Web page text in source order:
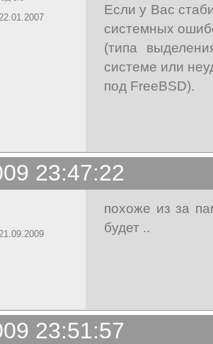
Если у Вас
системных
(типа
системе или
под FreeBSD).
23:47:22
похоже из за
будет ..
23:51:57